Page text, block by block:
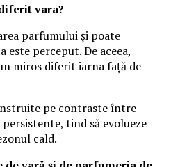
vara?
parfumului și poate
este perceput. De aceea,
miros diferit iarna față de
pe contraste între
tind să evolueze
cald.